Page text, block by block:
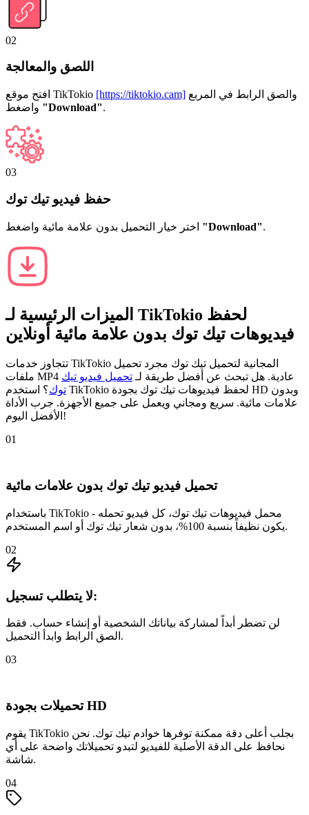
02
اللصق والمعالجة
افتح موقع TikTokio [https://tiktokio.cam]
"Download".
03
حفظ فيديو تيك توك
"Download".
TikTokio
فيديوهات تيك توك بدون علامة مائية أونلاين
تتجاوز خدمات TikTokio المجانية لتحميل تيك توك مجرد تحميل
ملفات MP4 عادية. هل تبحث عن أفضل طريقة لـتحميل فيديو تيك
توك؟ استخدم TikTokio لحفظ فيديوهات تيك توك بجودة HD وبدون
علامات مائية. سريع ومجاني ويعمل على جميع الأجهزة. جرب الأداة
الأفضل اليوم!
01
تحميل فيديو تيك توك بدون علامات مائية
باستخدام TikTokio - محمل فيديوهات تيك توك، كل فيديو تحمله
يكون نظيفاً بنسبة 100%، بدون شعار تيك توك أو اسم المستخدم.
02
لا يتطلب تسجيل:
لن تضطر أبداً لمشاركة بياناتك الشخصية أو إنشاء حساب. فقط
الصق الرابط وابدأ التحميل.
03
تحميلات بجودة HD
يقوم TikTokio بجلب أعلى دقة ممكنة توفرها خوادم تيك توك. نحن
نحافظ على الدقة الأصلية للفيديو لتبدو تحميلاتك واضحة على أي
شاشة.
04